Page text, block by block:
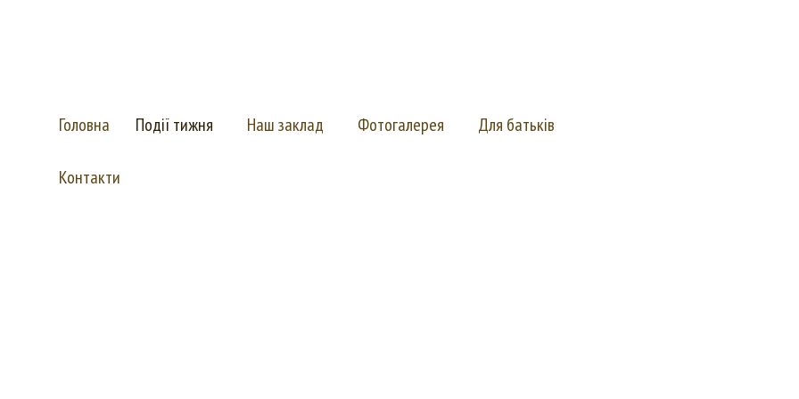
Головна Події тижня Наш заклад Фотогалерея Для батьків
Контакти